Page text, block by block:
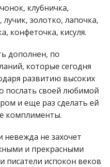
клубничка,
золотко, лапочка,
конфеточка, кисуля.
дополнен, по
которые сегодня
развитию высоких
послать своей любимой
и еще раз сделать ей
комплименты.
невежда не захочет
и прекрасными
писатели испокон веков